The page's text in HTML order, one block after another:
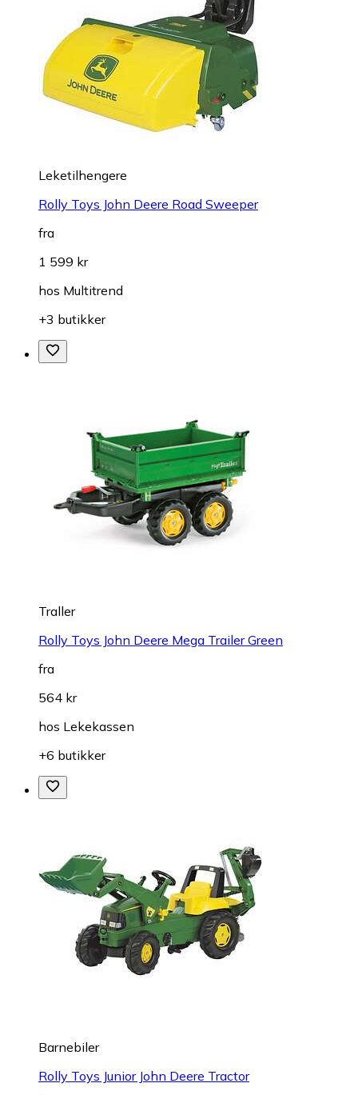
Leketilhengere
Rolly Toys John Deere Road Sweeper
fra
1 599 kr
hos Multitrend
+3 butikker
Traller
Rolly Toys John Deere Mega Trailer Green
fra
564 kr
hos Lekekassen
+6 butikker
Barnebiler
Rolly Toys Junior John Deere Tractor